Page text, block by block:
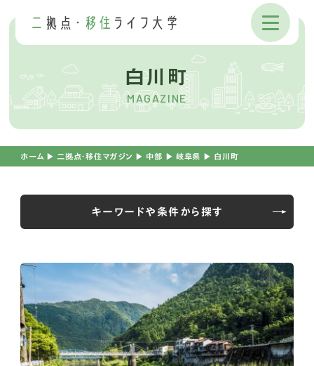
白川町
MAGAZINE
ホーム ▶︎ 二拠点・移住マガジン ▶︎ 中部 ▶︎ 岐阜県 ▶︎ 白川町
キーワードや条件から探す